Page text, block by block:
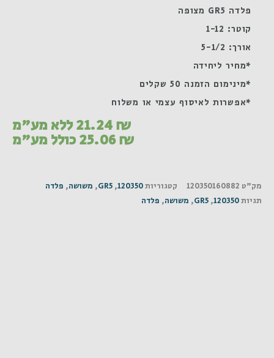
פלדה GR5 מצופה
קוטר: 1-12
אורך: 5-1/2
*מחיר ליחידה
*מינימום הזמנה 50 שקלים
*אפשרות לאיסוף עצמי או משלוח
21.24₪ ללא מע"מ
25.06₪ כולל מע"מ
מק"ט 120350160882 קטגוריות120350
,
GR5
, משושה, פלדה
תגיות120350
,
GR5
, משושה, פלדה